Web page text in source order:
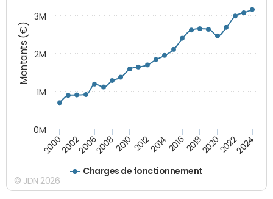
Montants (€)
Charges de fonctionnement
20002002200620082010 2012201420162018202020222024
1M
2M
3M
0M
© JDN 2026